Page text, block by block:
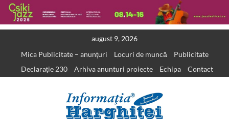
august 9, 2026
Mica Publicitate – anunțuri
Locuri de muncă
Publicitate
Declarație 230
Arhiva anunturi proiecte Echipa Contact